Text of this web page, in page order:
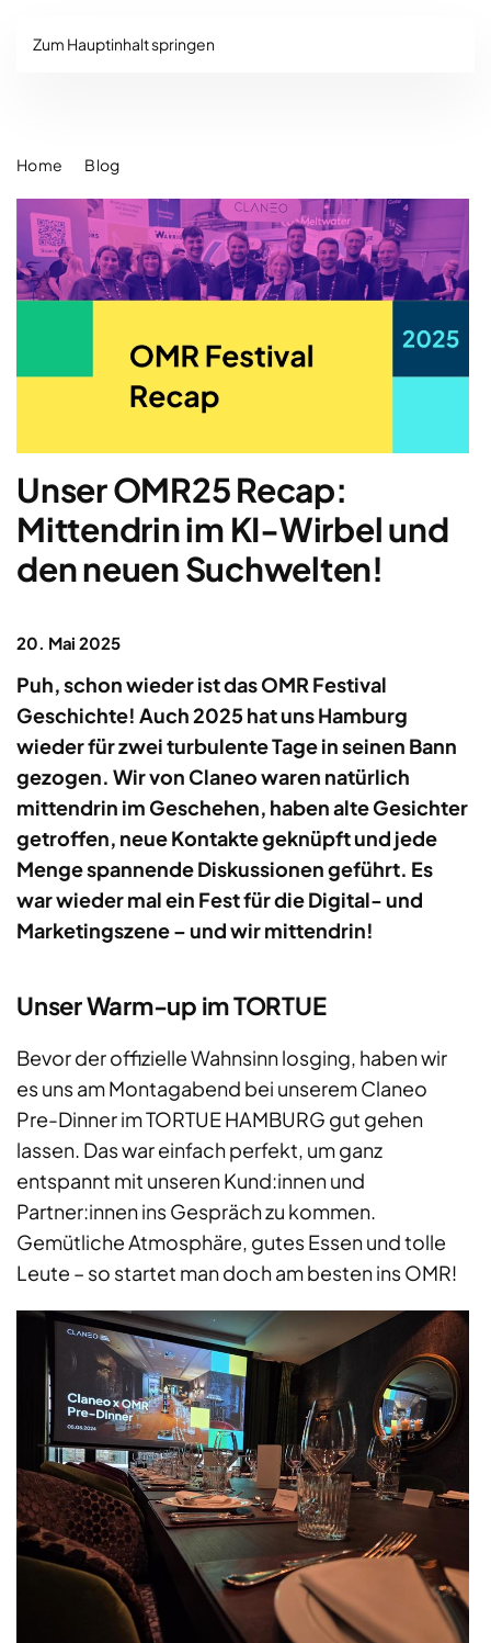
Zum Hauptinhalt springen
Home Blog
Unser OMR25Recap:
Mittendrin im KI-Wirbel und
den neuen Suchwelten!
20. Mai 2025
Puh, schon wieder ist das OMR Festival
Geschichte! Auch 2025 hat uns Hamburg
wieder für zwei turbulente Tage in seinen Bann
gezogen. Wir von Claneo waren natürlich
mittendrin im Geschehen, haben alte Gesichter
getroffen, neue Kontakte geknüpft und jede
Menge spannende Diskussionen geführt. Es
war wieder mal ein Fest für die Digital- und
Marketingszene – und wir mittendrin!
Unser Warm-up im TORTUE
Bevor der offizielle Wahnsinn losging, haben wir
es uns am Montagabend bei unserem Claneo
Pre-Dinner im TORTUE HAMBURG gut gehen
lassen. Das war einfach perfekt, um ganz
entspannt mit unseren Kund:innen und
Partner:innen ins Gespräch zu kommen.
Gemütliche Atmosphäre, gutes Essen und tolle
Leute – so startet man doch am besten ins OMR!